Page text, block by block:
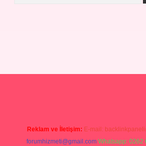
Reklam ve İletişim: E-mail:
forumhizmeti@gmail.com Whatsapp: 0262